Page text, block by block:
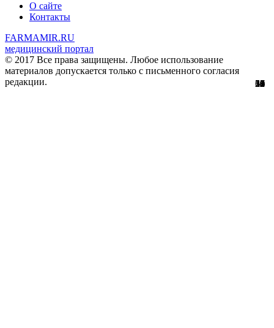
4
0
0
13
2
11
51
56
0
29
61
3
7
12
8
32
О сайте
Контакты
FARMAMIR.RU
медицинский портал
© 2017 Все права защищены. Любое использование
материалов допускается только с письменного согласия
редакции.